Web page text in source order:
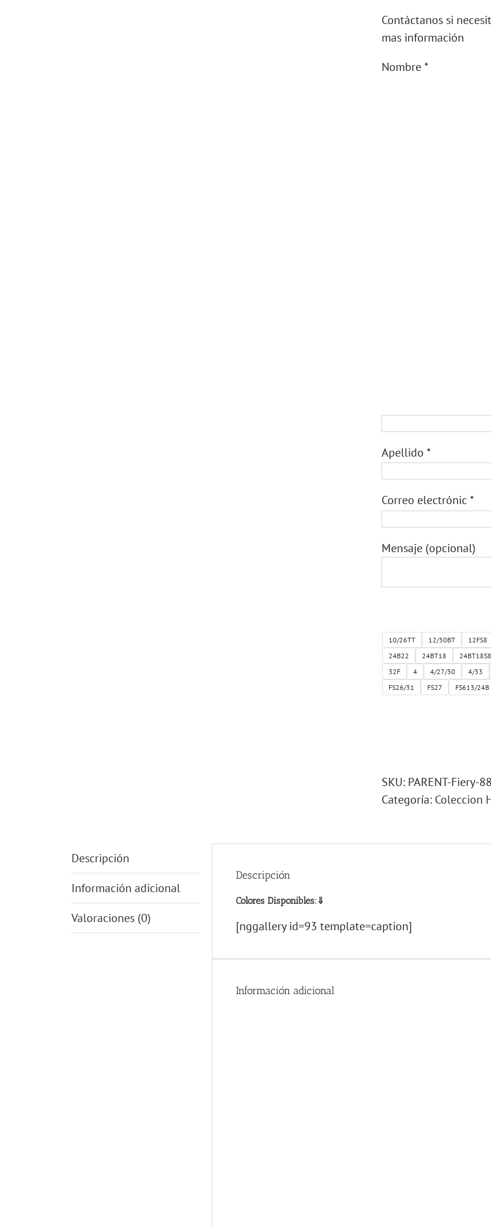
Contáctanos si
mas información
Nombre*
Apellido *
Correo electrónic*
Mensaje (opcional)
10/26TT 12/30BT 12FS8
24B22
24BT18 24BT18S8
32F
4 4/27/30 4/33
FS26/31
FS27 FS613/24B
SKU: PARENT-Fiery-
Categoría: Coleccion
Descripción
Información adicional
Valoraciones (0)
Descripción
Colores Disponibles:⇓
[nggallery id=93 template=caption]
Información adicional